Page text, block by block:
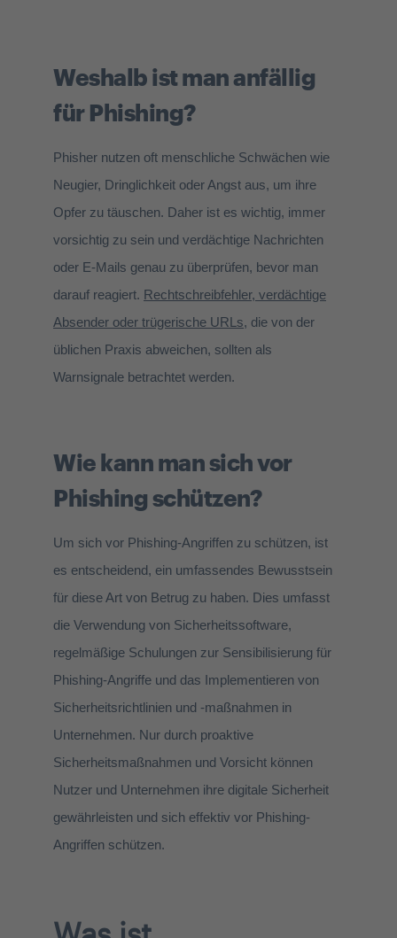
Weshalb ist man anfällig
für Phishing?
Phisher nutzen oft menschliche Schwächen wie
Neugier, Dringlichkeit oder Angst aus, um ihre
Opfer zu täuschen. Daher ist es wichtig, immer
vorsichtig zu sein und verdächtige Nachrichten
oder E-Mails genau zu überprüfen, bevor man
darauf reagiert. Rechtschreibfehler, verdächtige
Absender oder trügerische URLs, die von der
üblichen Praxis abweichen, sollten als
Warnsignale betrachtet werden.
Wie kann man sich vor
Phishing schützen?
Um sich vor Phishing-Angriffen zu schützen, ist
es entscheidend, ein umfassendes Bewusstsein
für diese Art von Betrug zu haben. Dies umfasst
die Verwendung von Sicherheitssoftware,
regelmäßige Schulungen zur Sensibilisierung für
Phishing-Angriffe und das Implementieren von
Sicherheitsrichtlinien und -maßnahmen in
Unternehmen. Nur durch proaktive
Sicherheitsmaßnahmen und Vorsicht können
Nutzer und Unternehmen ihre digitale Sicherheit
gewährleisten und sich effektiv vor Phishing-
Angriffen schützen.